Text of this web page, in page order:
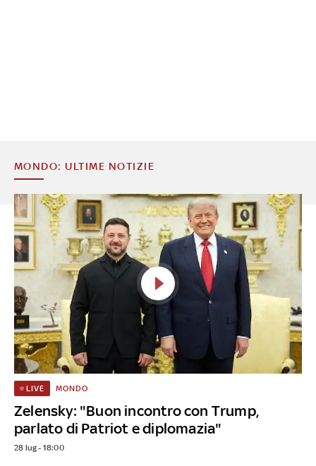
MONDO: ULTIME NOTIZIE
Zelensky: "Buon incontro con Trump,
parlato di Patriot e diplomazia"
LIVE MONDO
28 lug - 18:00